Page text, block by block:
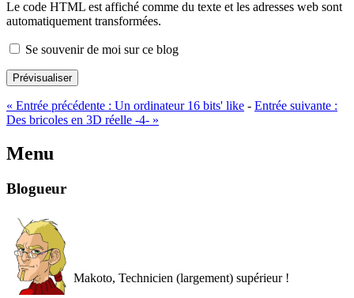
Le code HTML est affiché comme du texte et les adresses web sont
automatiquement transformées.
Se souvenir de moi sur ce blog
Prévisualiser
« Entrée précédente : Un ordinateur 16 bits' like - Entrée suivante :
Des bricoles en 3D réelle -4- »
Menu
Blogueur
Makoto, Technicien (largement) supérieur !